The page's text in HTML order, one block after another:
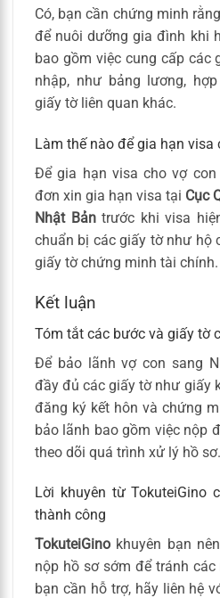
Có, bạn cần chứng minh
để nuôi dưỡng gia đình khi
bao gồm việc cung cấp các
nhập, như bảng lương,
giấy tờ liên quan khác.
Làm thế nào để gia hạn visa
Để gia hạn visa cho vợ
đơn xin gia hạn visa tại Cục
Nhật Bảntrước khi visa
chuẩn bị các giấy tờ như hộ
giấy tờ chứng minh tài chính.
Kết luận
Tóm tắt các bước và giấy tờ
Để bảo lãnh vợ con sang
đầy đủ các giấy tờ như giấy
đăng ký kết hôn và chứng
bảo lãnh bao gồm việc nộp
theo dõi quá trình xử lý hồ sơ.
Lời khuyên từ TokuteiGino
thành công
TokuteiGino khuyên bạn
nộp hồ sơ sớm để tránh
bạn cần hỗ trợ, hãy liên hệ